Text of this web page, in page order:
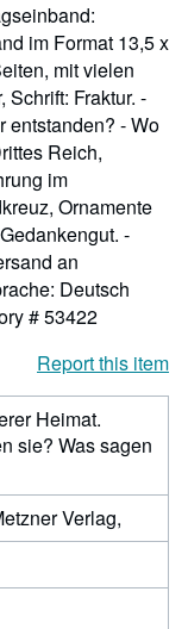
im Format 13,5 x
mit vielen
Fraktur. -
entstanden? - Wo
Reich,
im
Ornamente
-
an
Deutsch
# 53422
Report this item
Heimat.
sie? Was sagen
Verlag,